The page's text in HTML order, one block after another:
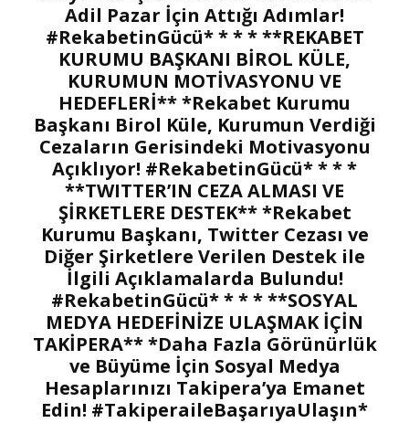
Adil Pazar İçin Attığı Adımlar!
#RekabetinGücü* * * * **REKABET
KURUMU BAŞKANI BİROL KÜLE,
KURUMUN MOTİVASYONU VE
HEDEFLERİ** *Rekabet Kurumu
Başkanı Birol Küle, Kurumun Verdiği
Cezaların Gerisindeki Motivasyonu
Açıklıyor! #RekabetinGücü* * * *
**TWITTER’IN CEZA ALMASI VE
ŞİRKETLERE DESTEK** *Rekabet
Kurumu Başkanı, Twitter Cezası ve
Diğer Şirketlere Verilen Destek ile
İlgili Açıklamalarda Bulundu!
#RekabetinGücü* * * * **SOSYAL
MEDYA HEDEFİNİZE ULAŞMAK İÇİN
TAKİPERA** *Daha Fazla Görünürlük
ve Büyüme İçin Sosyal Medya
Hesaplarınızı Takipera’ya Emanet
Edin! #TakiperaileBaşarıyaUlaşın*